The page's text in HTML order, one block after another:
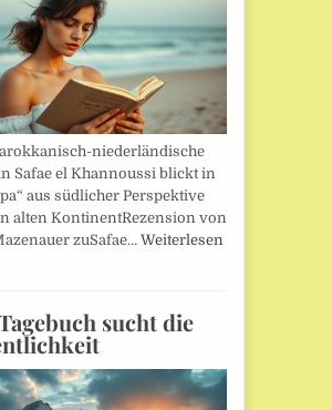
niederländische
Safae el Khannoussi blickt in
aus südlicher Perspektive
alten KontinentRezension von
zuSafae… Weiterlesen
sucht die